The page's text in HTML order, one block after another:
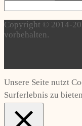
Copyright © 2014-
vorbehalten.
Unsere Seite nutzt
Surferlebnis zu